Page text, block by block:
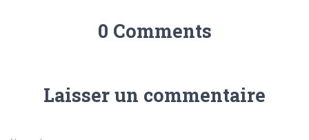
0 Comments
Laisser un commentaire